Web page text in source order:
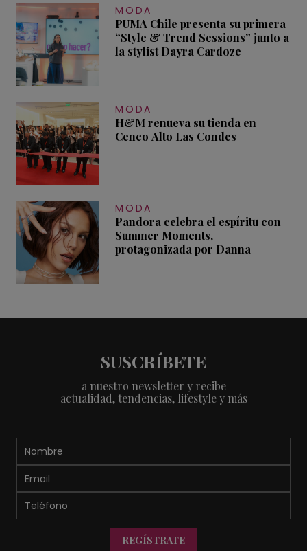
MODA
PUMA Chile presenta su primera
“Style & Trend Sessions” junto a
la stylist Dayra Cardoze
MODA
H&M renueva su tienda en
Cenco Alto Las Condes
MODA
Pandora celebra el espíritu con
Summer Moments,
protagonizada por Danna
SUSCRÍBETE
a nuestro newsletter y recibe
actualidad, tendencias, lifestyle y más
REGÍSTRATE